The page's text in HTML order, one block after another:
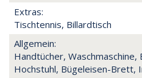
Extras:
Tischtennis, Billardtisch
Allgemein:
Handtücher,
Hochstuhl, Bügeleisen-Brett,